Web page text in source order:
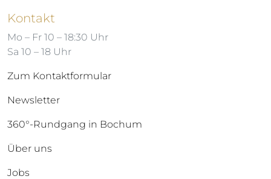
Kontakt
Mo – Fr 10 – 18:30 Uhr
Sa 10 – 18 Uhr
Zum Kontaktformular
Newsletter
360°-Rundgang in Bochum
Über uns
Jobs